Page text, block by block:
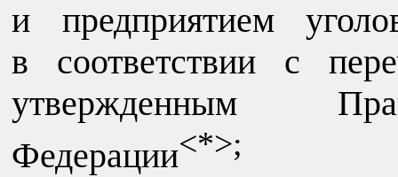
и предприятием
в соответствии с
утвержденным
Федерации<*>;